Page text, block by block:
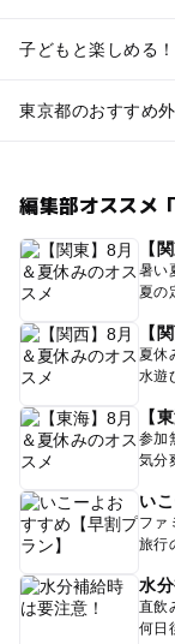
子どもと楽しめる
東京都のおすすめ
編集部オススメ
【
暑い
夏の
【
夏休
水遊
【
参加
気分
い
ファ
旅行
水
直飲
何日